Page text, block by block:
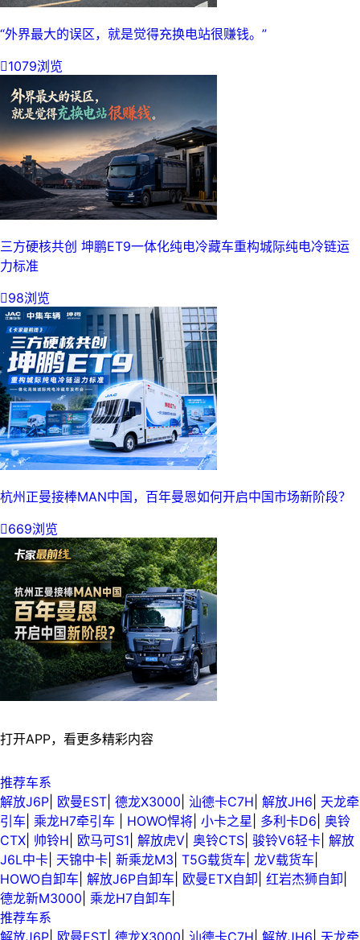
“外界最大的误区，就是觉得充换电站很赚钱。”
1079浏览
三方硬核共创 坤鹏ET9一体化纯电冷藏车重构城际纯电冷链运
力标准
98浏览
杭州正曼接棒MAN中国，百年曼恩如何开启中国市场新阶段？
669浏览
打开APP，看更多精彩内容
推荐车系
解放J6P 欧曼EST 德龙X3000 汕德卡C7H 解放JH6 天龙牵
引车 乘龙H7牵引车 HOWO悍将 小卡之星 多利卡D6 奥铃
CTX 帅铃H 欧马可S1 解放虎V 奥铃CTS 骏铃V6轻卡 解放
J6L中卡 天锦中卡 新乘龙M3 T5G载货车 龙V载货车
HOWO自卸车 解放J6P自卸车 欧曼ETX自卸 红岩杰狮自卸
德龙新M3000 乘龙H7自卸车
推荐车系
解放J6P 欧曼EST 德龙X3000 汕德卡C7H 解放JH6 天龙牵